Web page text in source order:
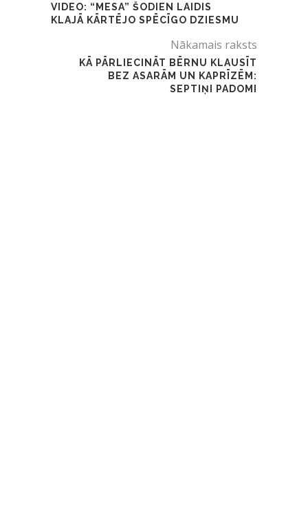
VIDEO: “MESA” ŠODIEN LAIDIS
KLAJĀ KĀRTĒJO SPĒCĪGO DZIESMU
Nākamais raksts
KĀ PĀRLIECINĀT BĒRNU KLAUSĪT
BEZ ASARĀM UN KAPRĪZĒM:
SEPTIŅI PADOMI